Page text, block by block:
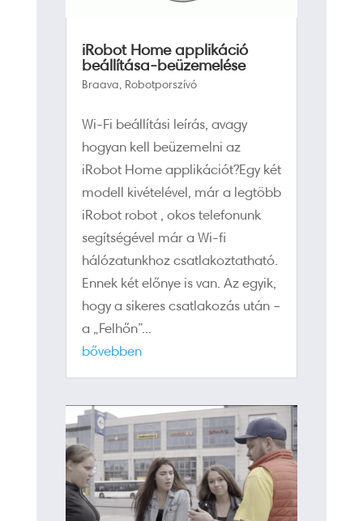
iRobot Home applikáció
beállítása-beüzemelése
Braava, Robotporszívó
Wi-Fi beállítási leírás, avagy
hogyan kell beüzemelni az
iRobot Home applikációt?Egy két
modell kivételével, már a legtöbb
iRobot robot , okos telefonunk
segítségével már a Wi-fi
hálózatunkhoz csatlakoztatható.
Ennek két előnye is van. Az egyik,
hogy a sikeres csatlakozás után –
a „Felhőn”...
bővebben